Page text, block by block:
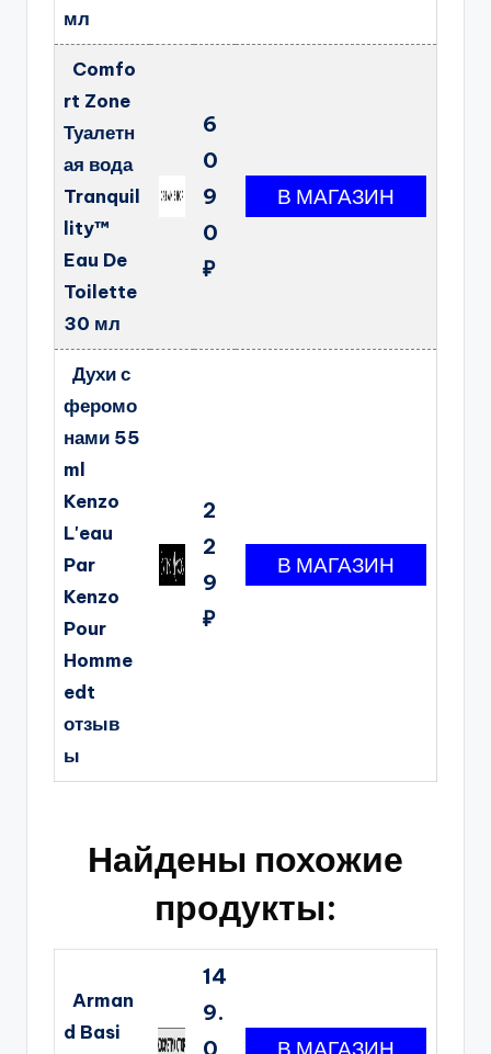
мл
Comfo
rt Zone
Туалетн
ая вода
Tranquil
lity™
Eau De
Toilette
30 мл
6
0
9
0
₽
Духи с
феромо
нами 55
ml
Kenzo
L'eau
Par
Kenzo
Pour
Homme
edt
отзыв
ы
2
2
9
₽
Найдены похожие
продукты:
Arman
d Basi
14
9.
0